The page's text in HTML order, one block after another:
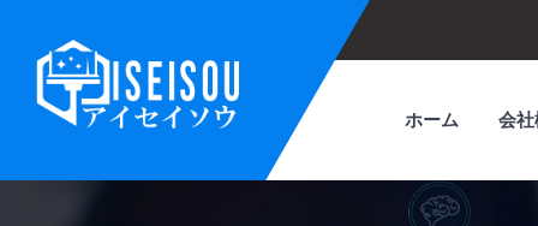
ホーム 会